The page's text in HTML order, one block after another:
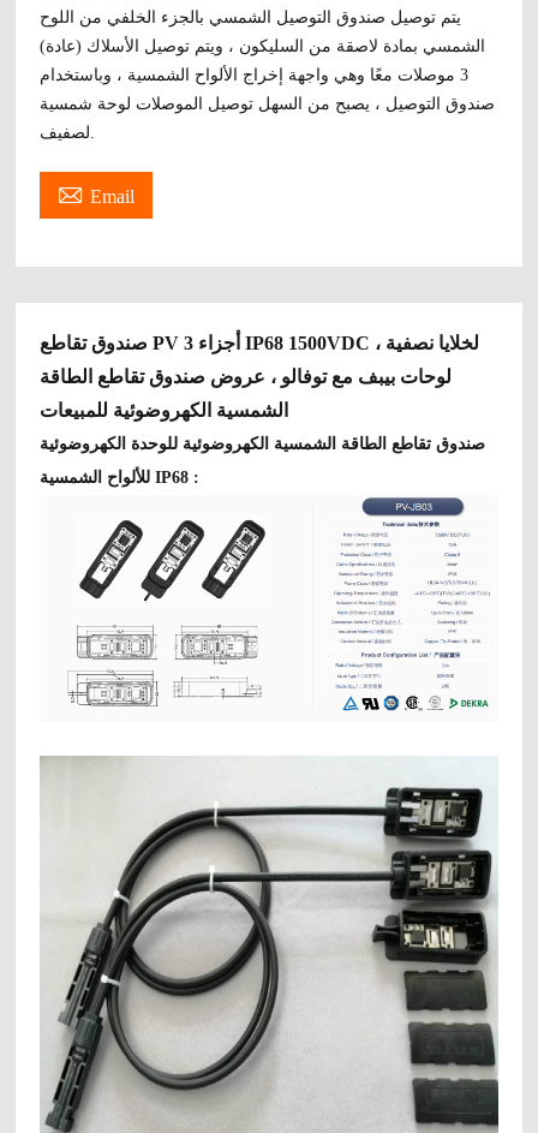
يتم توصيل صندوق التوصيل الشمسي بالجزء الخلفي من اللوح
الشمسي بمادة لاصقة من السليكون ، ويتم توصيل الأسلاك (عادة)
3 موصلات معًا وهي واجهة إخراج الألواح الشمسية ، وباستخدام
صندوق التوصيل ، يصبح من السهل توصيل الموصلات لوحة شمسية
 Email
صندوق تقاطع PV 3 أجزاء IP68 1500VDC لخلايا نصفية ،
لوحات بيبف مع توفالو ، عروض صندوق تقاطع الطاقة
الشمسية الكهروضوئية للمبيعات
صندوق تقاطع الطاقة الشمسية الكهروضوئية للوحدة الكهروضوئية
للألواح الشمسية IP68 :